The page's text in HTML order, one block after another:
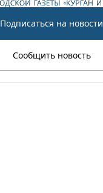
Подписаться на новости
Сообщить новость